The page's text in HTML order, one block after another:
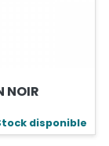
NOIR
disponible